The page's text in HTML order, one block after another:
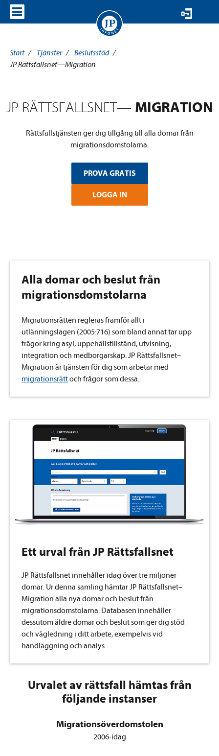
Start / Tjänster / Beslutsstöd /
JP Rättsfallsnet—Migration
JP RÄTTSFALLSNET— MIGRATION
Rättsfallstjänsten ger dig tillgång till alla domar från
migrationsdomstolarna.
PROVA GRATIS
LOGGA IN
Alla domar och beslut från
migrationsdomstolarna
Migrationsrätten regleras framför allt i
utlänningslagen (2005:716) som bland annat tar upp
frågor kring asyl, uppehållstillstånd, utvisning,
integration och medborgarskap. JP Rättsfallsnet–
Migration är tjänsten för dig som arbetar med
migrationsrättoch frågor som dessa.
Ett urval från JP Rättsfallsnet
JP Rättsfallsnet innehåller idag över tre miljoner
domar. Ur denna samling hämtar JP Rättsfallsnet–
Migration alla nya domar och beslut från
migrationsdomstolarna. Databasen innehåller
dessutom äldre domar och beslut som ger dig stöd
och vägledning i ditt arbete, exempelvis vid
handläggning och analys.
Urvalet av rättsfall hämtas från
följande instanser
Migrationsöverdomstolen
2006-idag